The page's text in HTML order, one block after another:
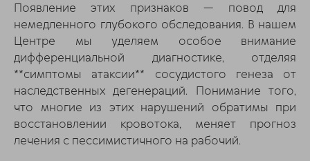
Появление этих признаков — повод для
немедленного глубокого обследования. В нашем
Центре мы уделяем особое внимание
дифференциальной диагностике, отделяя
**симптомы атаксии** сосудистого генеза от
наследственных дегенераций. Понимание того,
что многие из этих нарушений обратимы при
восстановлении кровотока, меняет прогноз
лечения с пессимистичного на рабочий.